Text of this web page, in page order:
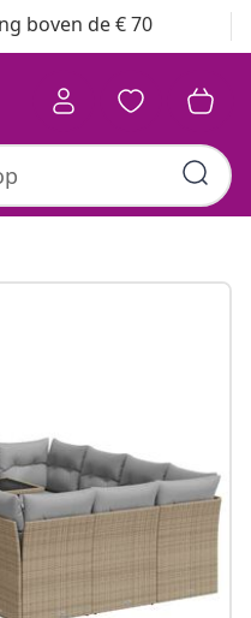
boven de € 70